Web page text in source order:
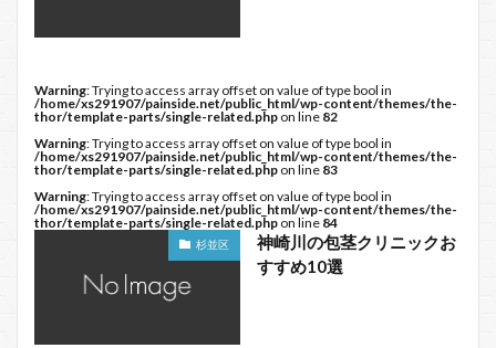
Warning: Trying to access array offset on value of type bool in
/home/xs291907/painside.net/public_html/wp-content/themes/the-
thor/template-parts/single-related.php on line 82
Warning: Trying to access array offset on value of type bool in
/home/xs291907/painside.net/public_html/wp-content/themes/the-
thor/template-parts/single-related.php on line 83
Warning: Trying to access array offset on value of type bool in
/home/xs291907/painside.net/public_html/wp-content/themes/the-
thor/template-parts/single-related.php on line 84
杉並区
神崎川の包茎クリニックお
すすめ10選